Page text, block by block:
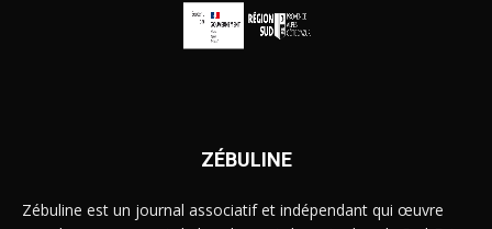
ZÉBULINE
Zébuline est un journal associatif et indépendant qui œuvre